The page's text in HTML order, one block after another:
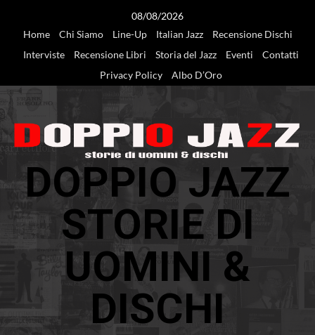
08/08/2026
Home
Chi Siamo Line-Up Italian Jazz
Recensione Dischi
Interviste
Recensione Libri Storia del Jazz Eventi
Contatti
Privacy Policy
Albo D’Oro
DOPPIO JAZZ
STORIE DI
UOMINI &
DISCHI